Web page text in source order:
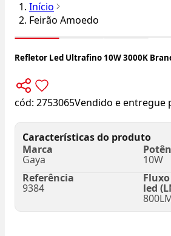
Início
Feirão Amoedo
Refletor Led Ultrafino 10W 3000K
cód: 2753065Vendido e entregue
Características do produto
Marca
Gaya
10W
Referência
9384 led